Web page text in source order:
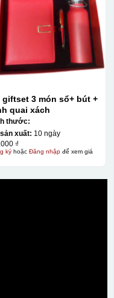
giftset 3 món sổ+ bút +
quai xách
thước:
xuất: 10 ngày
₫
kýhoặc Đăng nhậpđể xem giá